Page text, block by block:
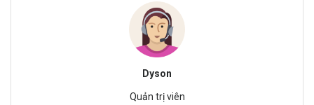
Dyson
Quản trị viên